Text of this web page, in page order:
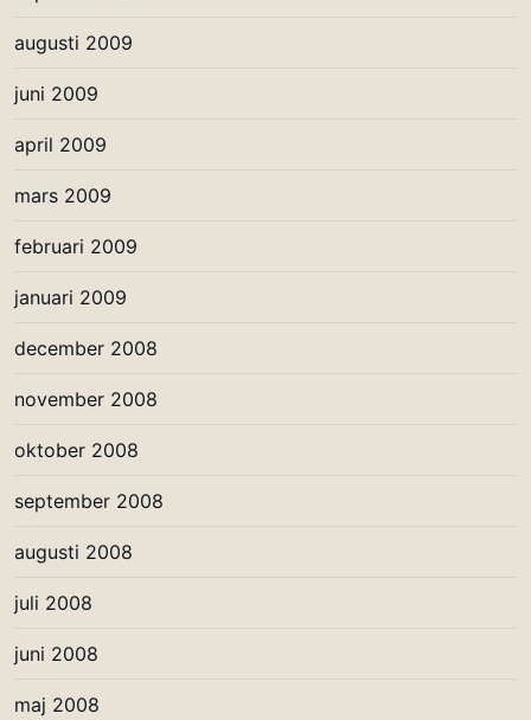
augusti 2009
juni 2009
april 2009
mars 2009
februari 2009
januari 2009
december 2008
november 2008
oktober 2008
september 2008
augusti 2008
juli 2008
juni 2008
maj 2008